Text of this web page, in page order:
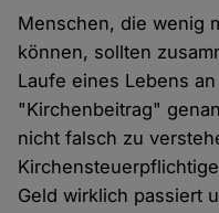
Menschen, die wenig
können, sollten
Laufe eines Lebens
"Kirchenbeitrag"
nicht falsch zu
Geld wirklich passiert